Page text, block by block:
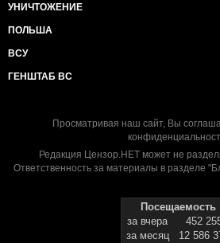
УНИЧТОЖЕНИЕ
ПОЛЬША
ВСУ
ГЕНШТАБ ВС
Просматривая наш сайт, Вы
Редакция Цензор.НЕТ может не
Ответственность за материалы в разделе
Посещаемость
за вчера
452
за месяц
12 586